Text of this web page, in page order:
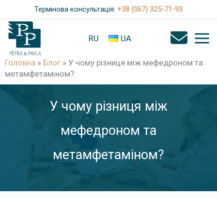
е
т
Термінова консультація: +38 (067) 325-71-93
RU UA
Головна » Блог » У чому різниця між мефедроном та
метамфетаміном?
У чому різниця між
мефедроном та
метамфетаміном?